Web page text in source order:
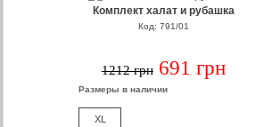
Комплект халат и рубашка
Код: 791/01
1212 грн 691 грн
Размеры в наличии
XL